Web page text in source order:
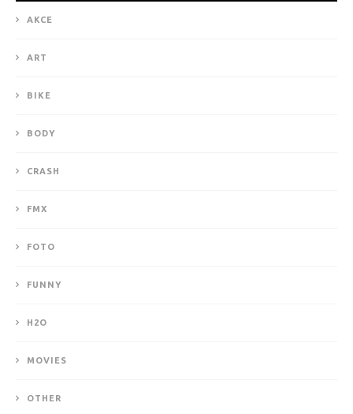
AKCE
ART
BIKE
BODY
CRASH
FMX
FOTO
FUNNY
H2O
MOVIES
OTHER